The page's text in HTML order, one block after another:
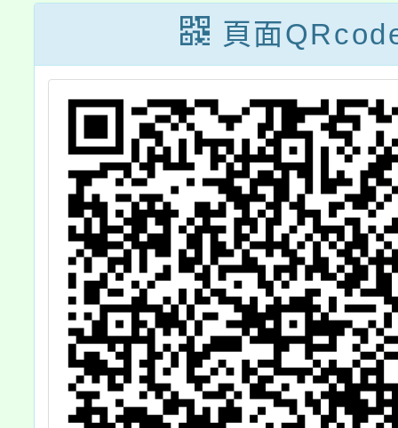
中職部新生入學
說明會」相關升
學講座資訊
頁面